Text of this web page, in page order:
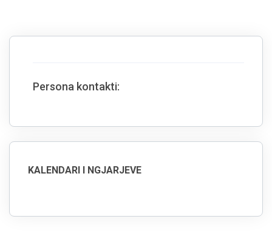
Persona kontakti:
KALENDARI I NGJARJEVE